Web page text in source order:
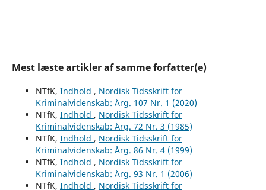
Mest læste artikler af samme forfatter(e)
NTfK, Indhold , Nordisk Tidsskrift for
Kriminalvidenskab: Årg. 107 Nr. 1 (2020)
NTfK, Indhold , Nordisk Tidsskrift for
Kriminalvidenskab: Årg. 72 Nr. 3 (1985)
NTfK, Indhold , Nordisk Tidsskrift for
Kriminalvidenskab: Årg. 86 Nr. 4 (1999)
NTfK, Indhold , Nordisk Tidsskrift for
Kriminalvidenskab: Årg. 93 Nr. 1 (2006)
NTfK, Indhold , Nordisk Tidsskrift for